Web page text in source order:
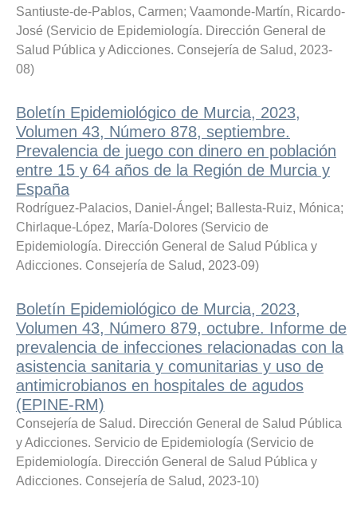
Santiuste-de-Pablos, Carmen; Vaamonde-Martín, Ricardo-
José (Servicio de Epidemiología. Dirección General de
Salud Pública y Adicciones. Consejería de Salud, 2023-
08)
Boletín Epidemiológico de Murcia, 2023,
Volumen 43, Número 878, septiembre.
Prevalencia de juego con dinero en población
entre 15 y 64 años de la Región de Murcia y
España
Rodríguez-Palacios, Daniel-Ángel ; Ballesta-Ruiz, Mónica;
Chirlaque-López, María-Dolores (Servicio de
Epidemiología. Dirección General de Salud Pública y
Adicciones. Consejería de Salud, 2023-09)
Boletín Epidemiológico de Murcia, 2023,
Volumen 43, Número 879, octubre. Informe de
prevalencia de infecciones relacionadas con la
asistencia sanitaria y comunitarias y uso de
antimicrobianos en hospitales de agudos
(EPINE-RM)
Consejería de Salud. Dirección General de Salud Pública
y Adicciones. Servicio de Epidemiología (Servicio de
Epidemiología. Dirección General de Salud Pública y
Adicciones. Consejería de Salud, 2023-10)